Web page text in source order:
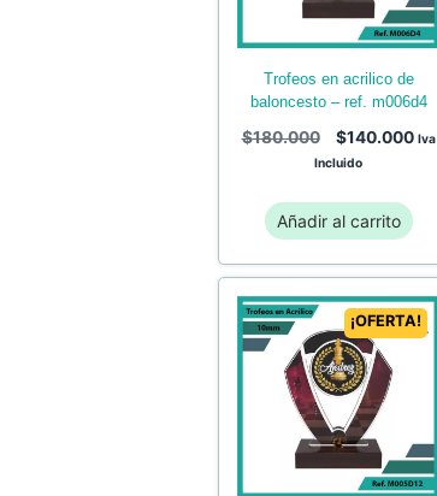
trofeos en acrilico de
baloncesto – ref. m006d4
$180.000 $140.000 Iva
Incluido
Añadir al carrito
¡OFERTA!